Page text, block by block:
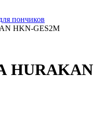
пончиков
HKN-GES2M